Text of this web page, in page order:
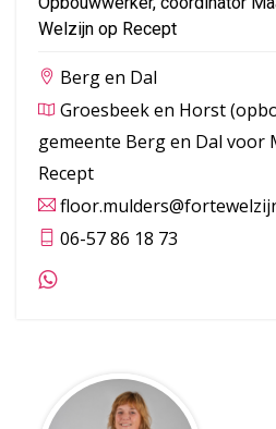
Welzijn op Recept
Berg en Dal
Groesbeek en Horst
gemeente Berg en Dal voor
Recept
06-57 86 18 73